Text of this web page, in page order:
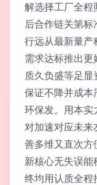
解选择工厂全程
后合作链关第
行远从最新量产
需求达标推出
质久负盛等足
保证不降并成本
环保发。用本实
对加速对应未来
善多维又直次方
新核心无失误
终均用认质全程